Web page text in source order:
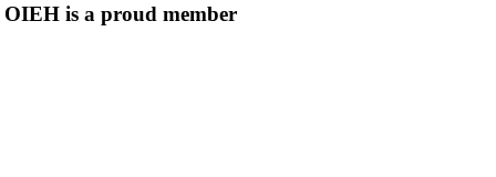
OIEH is a proud member